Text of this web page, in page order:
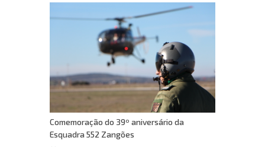
Comemoração do 39º aniversário da
Esquadra 552 Zangões